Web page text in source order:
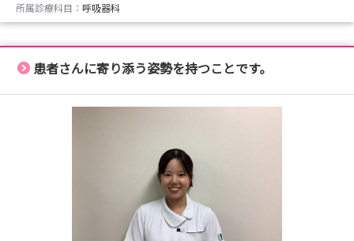
所属診療科目： 呼吸器科
患者さんに寄り添う姿勢を持つことです。